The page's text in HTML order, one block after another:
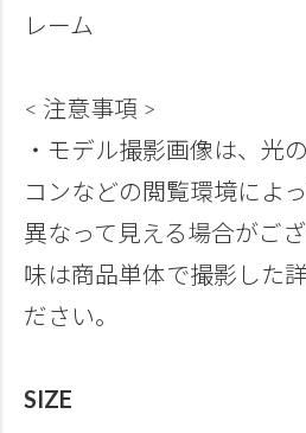
レーム
< 注意事項 >
・モデル撮影画像は、光
コンなどの閲覧環境によ
異なって見える場合がご
味は商品単体で撮影した
ださい。
SIZE